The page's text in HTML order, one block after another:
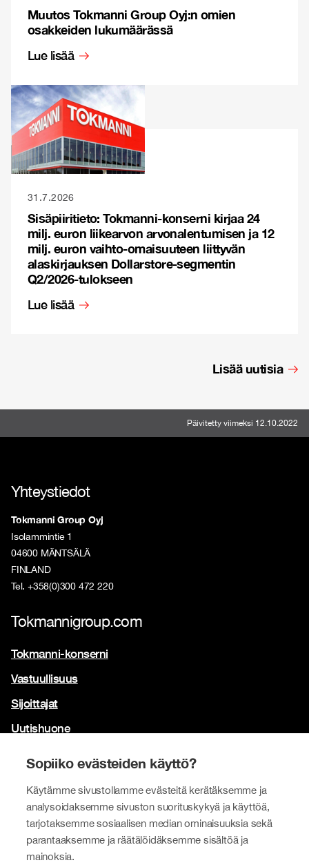
Sopiiko evästeiden käyttö?
Käytämme sivustollamme evästeitä kerätäksemme ja
analysoidaksemme sivuston suorituskykyä ja käyttöä,
tarjotaksemme sosiaalisen median ominaisuuksia sekä
parantaaksemme ja räätälöidäksemme sisältöä ja
mainoksia.
Muutos Tokmanni Group Oyj:n omien
osakkeiden lukumäärässä
Lue lisää
31.7.2026
Sisäpiiritieto: Tokmanni-konserni kirjaa 24
milj. euron liikearvon arvonalentumisen ja 12
milj. euron vaihto-omaisuuteen liittyvän
alaskirjauksen Dollarstore-segmentin
Q2/2026-tulokseen
Lue lisää
Lisää uutisia
Päivitetty viimeksi 12.10.2022
Yhteystiedot
Tokmanni Group Oyj
Isolammintie 1
04600 MÄNTSÄLÄ
FINLAND
Tel. +358(0)300 472 220
Tokmannigroup.com
Tokmanni-konserni
Vastuullisuus
Sijoittajat
Uutishuone
Brändimme
Tokmanni
SPAR Suomi
Click Shoes ja Shoe House